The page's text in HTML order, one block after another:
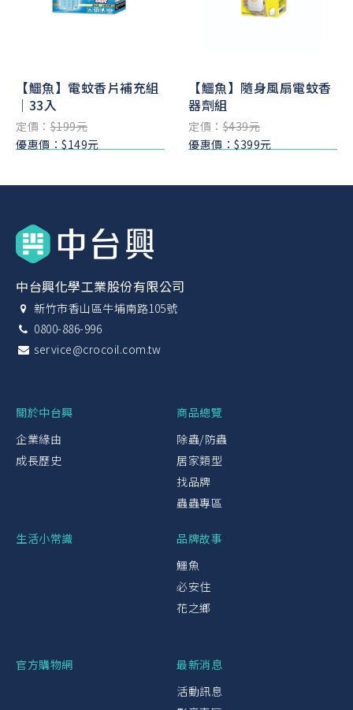
【鱷魚】電蚊香片補充組
｜33入
定價：$199元
優惠價：$149元
【鱷魚】隨身風扇電蚊香
器劑組
定價：$439元
優惠價：$399元
中台興化學工業股份有限公司
新竹市香山區牛埔南路105號
0800-886-996
service@crocoil.com.tw
關於中台興
企業緣由
成長歷史
商品總覽
除蟲/防蟲
居家類型
找品牌
蟲蟲專區
生活小常識
品牌故事
鱷魚
必安住
花之鄉
官方購物網
最新消息
活動訊息